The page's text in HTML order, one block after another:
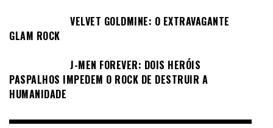
VELVET GOLDMINE: O EXTRAVAGANTE
GLAM ROCK
J-MEN FOREVER: DOIS HERÓIS
PASPALHOS IMPEDEM O ROCK DE DESTRUIR A
HUMANIDADE